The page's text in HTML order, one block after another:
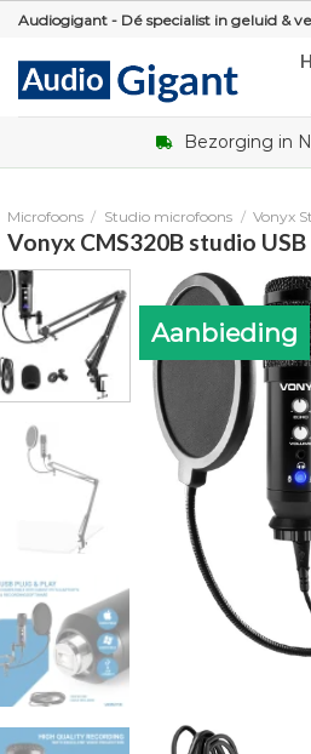
Skip
content
Audiogigant - Dé specialist in geluid &
Bezorging in
Microfoons / Studio microfoons / Vonyx
Vonyx CMS320B studio
Aanbieding